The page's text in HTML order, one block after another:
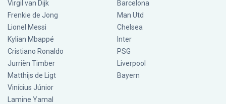
Virgil van Dijk
Frenkie de Jong
Lionel Messi
Kylian Mbappé
Cristiano Ronaldo
Jurriën Timber
Matthijs de Ligt
Vinícius Júnior
Lamine Yamal
Barcelona
Man Utd
Chelsea
Inter
PSG
Liverpool
Bayern